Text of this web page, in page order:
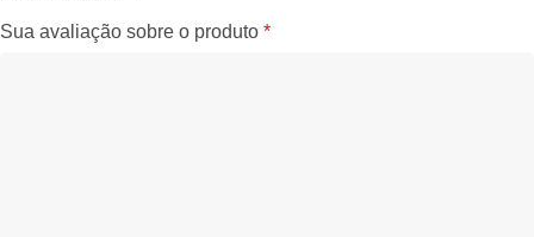
Sua avaliação sobre o produto *